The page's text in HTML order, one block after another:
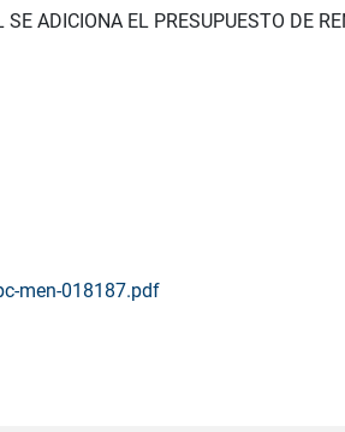
ADICIONA EL PRESUPUESTO DE
men-018187.pdf